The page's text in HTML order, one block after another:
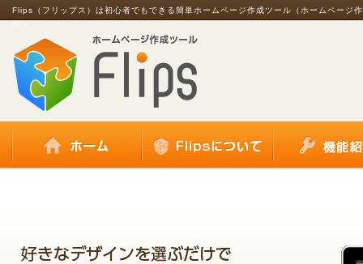
Flips（フリップス）は初心者でもできる簡単ホームページ作成ツール（ホームページ